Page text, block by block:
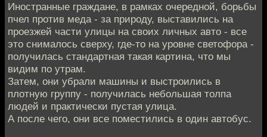
Иностранные граждане, в рамках очередной, борьбы
пчел против меда - за природу, выставились на
проезжей части улицы на своих личных авто - все
это снималось сверху, где-то на уровне светофора -
получилась стандартная такая картина, что мы
видим по утрам.
Затем, они убрали машины и выстроились в
плотную группу - получилась небольшая толпа
людей и практически пустая улица.
А после чего, они все поместились в один автобус.